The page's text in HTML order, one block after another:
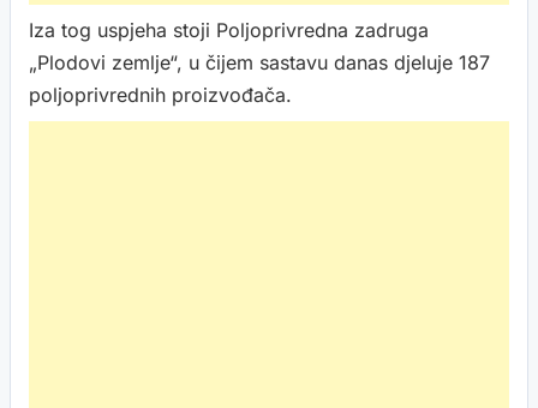
Iza tog uspjeha stoji Poljoprivredna zadruga
„Plodovi zemlje“, u čijem sastavu danas djeluje 187
poljoprivrednih proizvođača.